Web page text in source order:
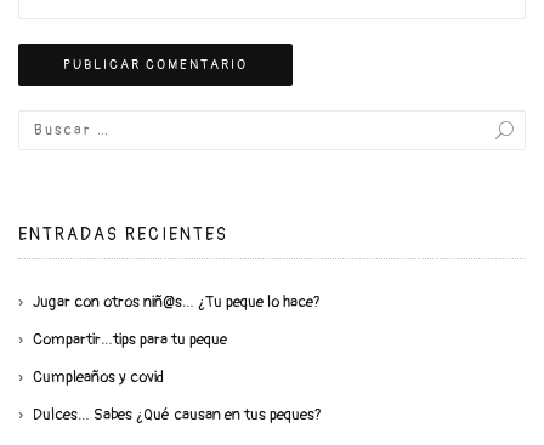
ENTRADAS RECIENTES
Jugar con otros niñ@s… ¿Tu peque lo hace?
Compartir…tips para tu peque
Cumpleaños y covid
Dulces… Sabes ¿Qué causan en tus peques?